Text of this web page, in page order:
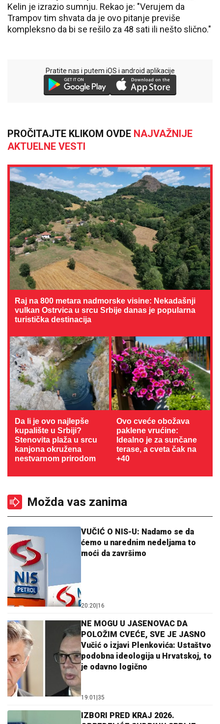
Kelin je izrazio sumnju. Rekao je: "Verujem da
Trampov tim shvata da je ovo pitanje previše
kompleksno da bi se rešilo za 48 sati ili nešto slično."
Pratite nas i putem iOS i android aplikacije
PROČITAJTE KLIKOM OVDE NAJVAŽNIJE
AKTUELNE VESTI
Raj na 800 metara nadmorske visine: Nekadašnji
vulkan Ostrvica u srcu Srbije danas je popularna
turistička destinacija
Da li je ovo najlepše
kupalište u Srbiji?
Stenovita plaža u srcu
kanjona okružena
nestvarnom prirodom
Ovo cveće obožava
paklene vrućine:
Idealno je za sunčane
terase, a cveta čak na
+40
Možda vas zanima
VUČIĆ O NIS-U: Nadamo se da
ćemo u narednim nedeljama to
moći da završimo
20:20 16
NE MOGU U JASENOVAC DA
POLOŽIM CVEĆE, SVE JE JASNO
Vučić o izjavi Plenkovića: Ustaštvo
podobna ideologija u Hrvatskoj, to
je odavno logično
19:01 35
IZBORI PRED KRAJ 2026.